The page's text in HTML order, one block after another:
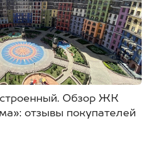
Обзор ЖК
отзывы покупателей